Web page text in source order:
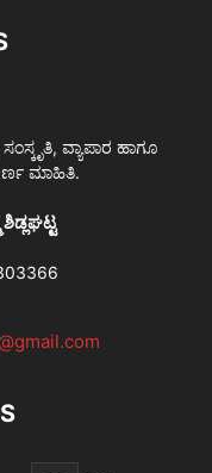
ವ್ಯಾಪಾರ ಹಾಗೂ
ಮಾಹಿತಿ.